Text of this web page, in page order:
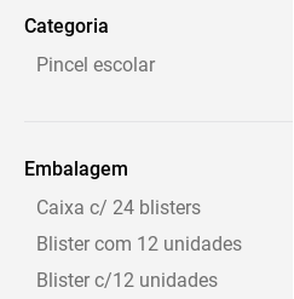
Categoria
Pincel escolar
Embalagem
Caixa c/ 24 blisters
Blister com 12 unidades
Blister c/12 unidades